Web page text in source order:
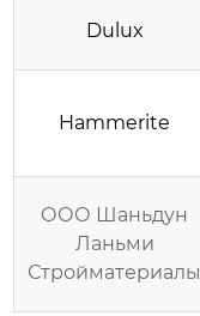
Dulux
Hammerite
ООО Шаньдун
Ланьми
Стройматериалы